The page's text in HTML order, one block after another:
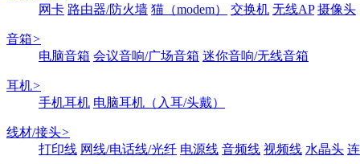
网卡 路由器/防火墙 猫（modem） 交换机 无线AP 摄像头
音箱>
电脑音箱 会议音响/广场音箱 迷你音响/无线音箱
耳机>
手机耳机 电脑耳机（入耳/头戴）
线材/接头>
打印线 网线/电话线/光纤 电源线 音频线 视频线 水晶头